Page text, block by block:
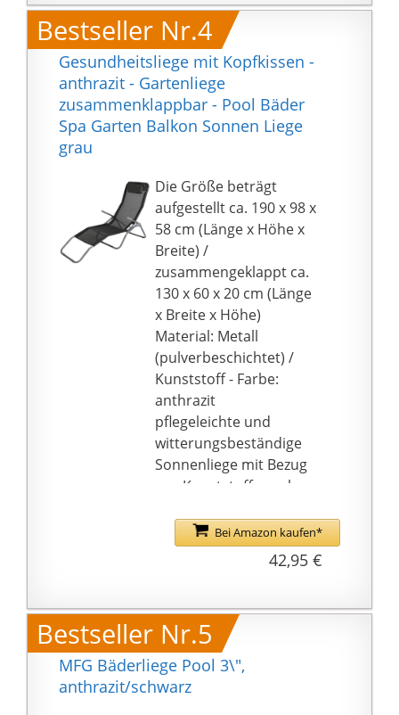
ÜBERZEUGENDE
QUALITÄT: Der Rahmen
vom Liegestuhl ist aus
verzinktem,
pulverbeschichtetem
Stahl, die Liegefläche ist
aus atmungsaktivem
Zudem wetterfestes,
atmungsaktives, UV-
beständiges und
pflegeleichtes Material.
Perfekt für den
Outdoor-Einsatz.
MOBILITÄT: Mit 10 kg
Eigengewicht lässt sich
die Sonnenliege
bequem an jeden Ort
transportieren.
WOHLFÜHLFAKTOR: Die
Armlehnen wurden mit
EVA-Kunststoff
gepolstert. Das
Kopfkissen sorgt zudem
für entspannte
Bestseller Nr.4
Gesundheitsliege mit Kopfkissen -
anthrazit - Gartenliege
zusammenklappbar - Pool Bäder
Spa Garten Balkon Sonnen Liege
grau
Die Größe beträgt
aufgestellt ca. 190 x 98 x
58 cm (Länge x Höhe x
Breite) /
zusammengeklappt ca.
130 x 60 x 20 cm (Länge
x Breite x Höhe)
Material: Metall
(pulverbeschichtet) /
Kunststoff - Farbe:
anthrazit
pflegeleichte und
witterungsbeständige
Sonnenliege mit Bezug
aus Kunststoffgewebe -
aufrechte und liegende
Position einstellbar -
ideal am Pool, Spa und
Garten
Bei Amazon kaufen*
42,95 €
Bestseller Nr.5
MFG Bäderliege Pool 3\",
anthrazit/schwarz